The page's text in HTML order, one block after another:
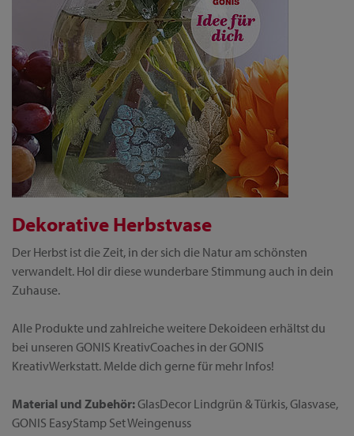
Dekorative Herbstvase
Der Herbst ist die Zeit, in der sich die Natur am schönsten
verwandelt. Hol dir diese wunderbare Stimmung auch in dein
Zuhause.
Alle Produkte und zahlreiche weitere Dekoideen erhältst du
bei unseren GONIS KreativCoaches in der GONIS
KreativWerkstatt. Melde dich gerne für mehr Infos!
Material und Zubehör:GlasDecor Lindgrün & Türkis, Glasvase,
GONIS EasyStamp Set Weingenuss